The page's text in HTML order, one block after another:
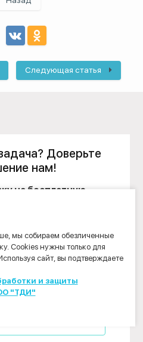
Следующая статья
Доверьте
нам!
на бесплатную
или позвоните по
200 - 33 - 08, чтобы один из
с Вами и ответить на
бизнеса или другими
бесплатно.
мы собираем обезличенные
Cookies нужны только для
сайт, вы подтверждаете
и защиты
"ТДИ"